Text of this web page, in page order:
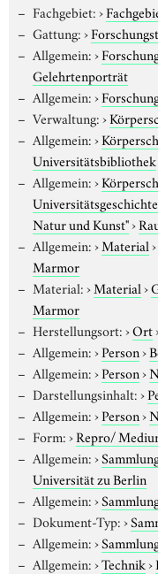
Fachgebiet:›
Gattung:›
Allgemein:›
Gelehrtenporträt
Allgemein:›
Verwaltung:›
Allgemein:›
Universitätsbibliothek
Allgemein:›
Natur und Kunst"›
Allgemein:›Material›
Marmor
Material:›Material›
Marmor
Herstellungsort:›Ort
Allgemein:›Person›
Allgemein:›Person›
Darstellungsinhalt:›
Allgemein:›Person›
Form:›Repro/
Allgemein:›
Universität zu Berlin
Allgemein:›
Dokument-Typ:›
Allgemein:›
Allgemein:›Technik›